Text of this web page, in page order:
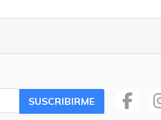
SUSCRIBIRME